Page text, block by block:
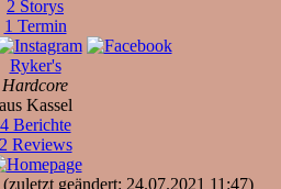
2 Storys
1 Termin
Ryker's
Hardcore
aus Kassel
4 Berichte
2 Reviews
geändert: 24.07.2021 11:47)